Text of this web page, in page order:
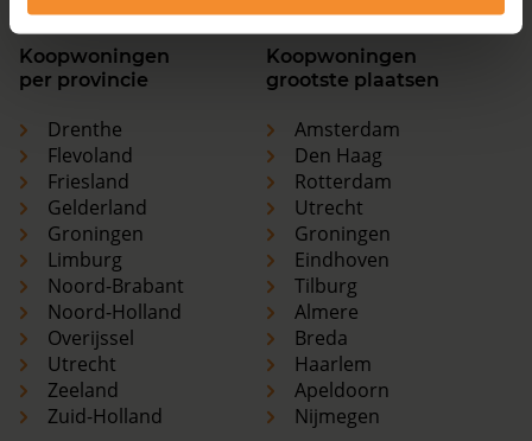
Koopwoningen
per provincie
Drenthe
Flevoland
Friesland
Gelderland
Groningen
Limburg
Noord-Brabant
Noord-Holland
Overijssel
Utrecht
Zeeland
Zuid-Holland
Koopwoningen
grootste plaatsen
Amsterdam
Den Haag
Rotterdam
Utrecht
Groningen
Eindhoven
Tilburg
Almere
Breda
Haarlem
Apeldoorn
Nijmegen